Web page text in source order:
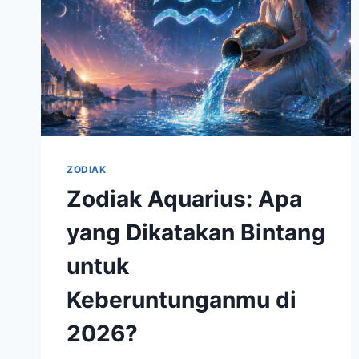
ZODIAK
Zodiak Aquarius: Apa
yang Dikatakan Bintang
untuk
Keberuntunganmu di
2026?